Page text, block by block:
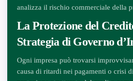
La Protezione del
Strategia di Governo
Ogni impresa può trovarsi
causa di ritardi nei pagamenti o crisi